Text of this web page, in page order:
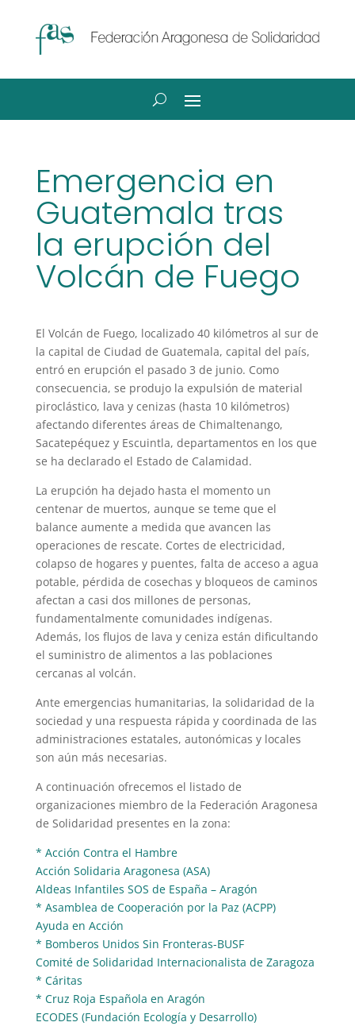
Emergencia en
Guatemala tras
la erupción del
Volcán de Fuego
El Volcán de Fuego, localizado 40 kilómetros al sur de
la capital de Ciudad de Guatemala, capital del país,
entró en erupción el pasado 3 de junio. Como
consecuencia, se produjo la expulsión de material
piroclástico, lava y cenizas (hasta 10 kilómetros)
afectando diferentes áreas de Chimaltenango,
Sacatepéquez y Escuintla, departamentos en los que
se ha declarado el Estado de Calamidad.
La erupción ha dejado hasta el momento un
centenar de muertos, aunque se teme que el
balance aumente a medida que avancen las
operaciones de rescate. Cortes de electricidad,
colapso de hogares y puentes, falta de acceso a agua
potable, pérdida de cosechas y bloqueos de caminos
afectan a casi dos millones de personas,
fundamentalmente comunidades indígenas.
Además, los flujos de lava y ceniza están dificultando
el suministro de alimentos a las poblaciones
cercanas al volcán.
Ante emergencias humanitarias, la solidaridad de la
sociedad y una respuesta rápida y coordinada de las
administraciones estatales, autonómicas y locales
son aún más necesarias.
A continuación ofrecemos el listado de
organizaciones miembro de la Federación Aragonesa
de Solidaridad presentes en la zona:
* Acción Contra el Hambre
Acción Solidaria Aragonesa (ASA)
Aldeas Infantiles SOS de España – Aragón
* Asamblea de Cooperación por la Paz (ACPP)
Ayuda en Acción
* Bomberos Unidos Sin Fronteras-BUSF
Comité de Solidaridad Internacionalista de Zaragoza
* Cáritas
* Cruz Roja Española en Aragón
ECODES (Fundación Ecología y Desarrollo)